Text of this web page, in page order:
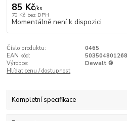
85 Kč/ks
70 Kč bez DPH
Momentálně není k dispozici
Číslo produktu:
0465
EAN kód:
Výrobce:
Dewalt ®
Hlídat cenu / dostupnost
Kompletní specifikace